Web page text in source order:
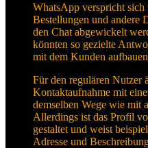
WhatsApp verspricht sich
Bestellungen und andere
den Chat abgewickelt
könnten so gezielte
mit dem Kunden
Für den regulären Nutzer
Kontaktaufnahme mit
demselben Wege wie mit
Allerdings ist das Profil
gestaltet und weist
Adresse und